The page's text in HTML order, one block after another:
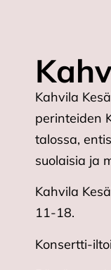
Kahvila
perinteiden
talossa,
suolaisia ja
Kahvila
11-18.
Konsertti-